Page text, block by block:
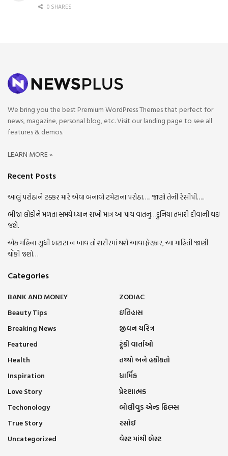
0 SHARES
We bring you the best Premium WordPress Themes that perfect for
news, magazine, personal blog, etc. Visit our landing page to see all
features & demos.
LEARN MORE »
Recent Posts
આલું પરોઠાને ટક્કર મારે એવા બનાવો ટમેટાના પરોઠા….. જાણો તેની રેસીપી…..
બીજા લોકોને મળતા સમયે ધ્યાન રાખો માત્ર આ પાંચ વાતનું…દુનિયા તમારી દીવાની થઇ
જશે.
એક મહિના સુધી બટાટા ન ખાવ તો શરીરમાં થશે આવા ફેરફાર, આ માહિતી જાણી
ચોંકી જશો…
Categories
BANK AND MONEY
Beauty Tips
Breaking News
Featured
Health
Inspiration
Love Story
Techonology
True Story
Uncategorized
ZODIAC
ઇતિહાસ
જીવન ચરિત્ર
ટૂંકી વાર્તાઓ
તથ્યો અને હકીકતો
ધાર્મિક
પ્રેરણાત્મક
બોલીવુડ એન્ડ ફિલ્મ્સ
રસોઈ
વેસ્ટ માંથી બેસ્ટ